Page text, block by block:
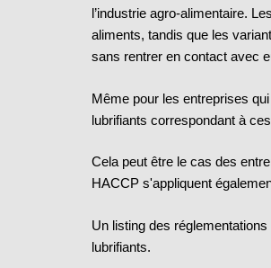
l’industrie agro-alimentaire.
aliments, tandis que les
sans rentrer en contact avec
Même pour les entreprises
lubrifiants correspondant à
Cela peut être le cas des
HACCP s'appliquent
Un listing des
lubrifiants.